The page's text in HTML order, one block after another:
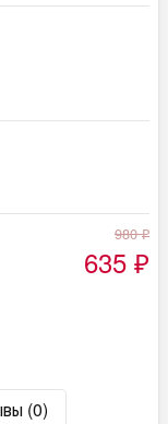
980₽
635 ₽
(0)